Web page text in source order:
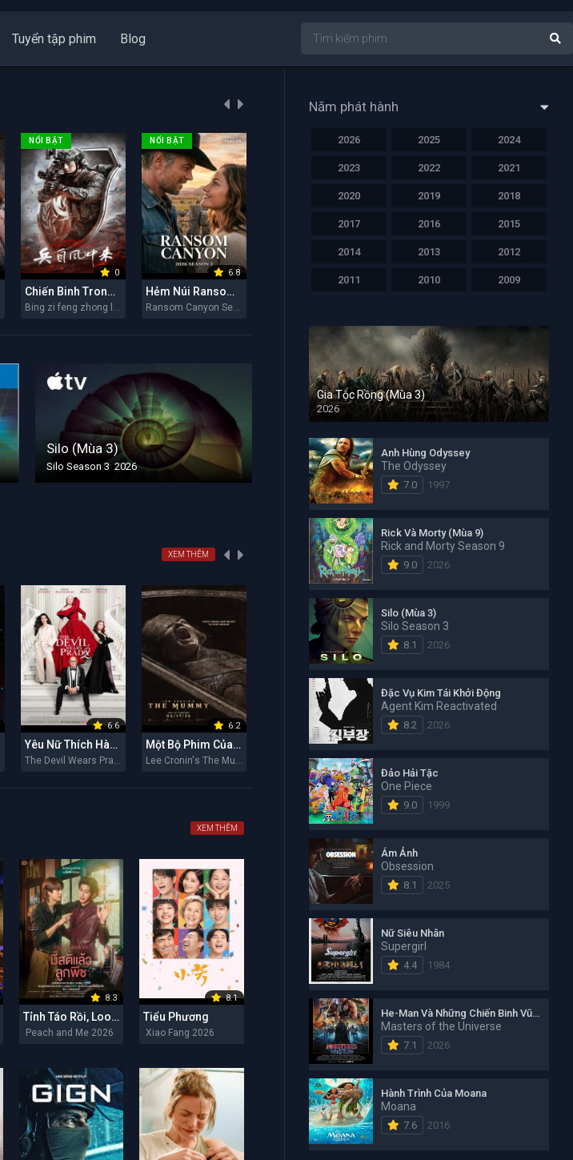
Tuyển tập phim Blog
0
NỔI BẬT
Chiến Binh Trong Gió
Bing zi feng zhong lai 2026
6.8
NỔI BẬT
Hẻm Núi Ransom (Mùa 2)
Ransom Canyon Season 2 2026
NỔI BẬT NỔI BẬT
Silo (Mùa 3)
Silo Season 3 2026
Đặc Vụ Kim Tái Khởi Động
Agent Kim Reactivated 2026
XEM THÊM
6.6
Yêu Nữ Thích Hàng Hiệu 2
6.2
Một Bộ Phim Của Lee Cronin: Xác Ướp
5.8
Mother Mary: Hào Quang Đơn Độc
Mother Mary 2026
XEM THÊM
8.3
Tỉnh Táo Rồi, Lookpeach
Peach and Me 2026
8.1
Tiểu Phương
Xiao Fang 2026
Năm phát hành
2026 2025 2024
2023 2022 2021
2020 2019 2018
2017 2016 2015
2014 2013 2012
2011 2010 2009
Gia Tộc Rồng (Mùa 3)
2026
Anh Hùng Odyssey
The Odyssey
7.0 1997
Rick Và Morty (Mùa 9)
Rick and Morty Season 9
9.0 2026
Silo (Mùa 3)
Silo Season 3
8.1 2026
Đặc Vụ Kim Tái Khởi Động
Agent Kim Reactivated
8.2 2026
Đảo Hải Tặc
One Piece
9.0 1999
Ám Ảnh
Obsession
8.1 2025
Nữ Siêu Nhân
Supergirl
4.4 1984
He-Man Và Những Chiến Binh Vũ Trụ
Masters of the Universe
7.1 2026
Hành Trình Của Moana
Moana
7.6 2016